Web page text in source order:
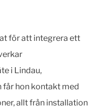
för att integrera ett
i Lindau,
får hon kontakt med
allt från installation